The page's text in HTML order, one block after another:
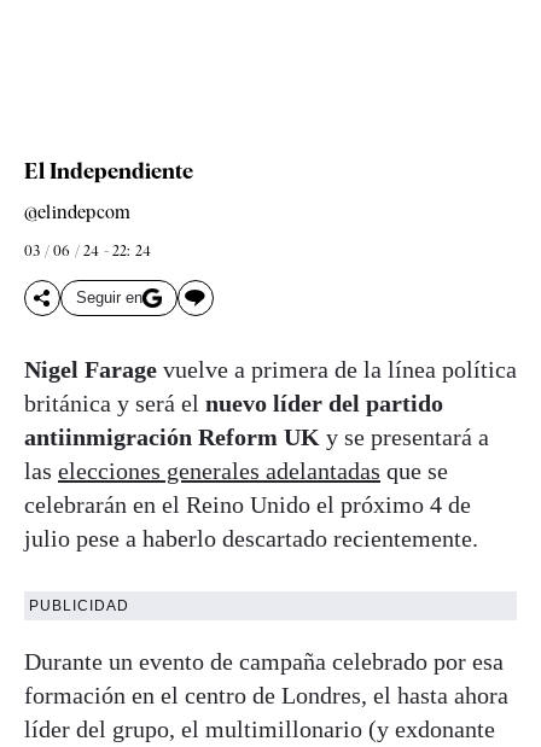
El Independiente
@elindepcom
03 / 06 / 24 - 22: 24
Seguir en
Nigel Farage vuelve a primera de la línea política
británica y será el nuevo líder del partido
antiinmigración Reform UK y se presentará a
las elecciones generales adelantadas que se
celebrarán en el Reino Unido el próximo 4 de
julio pese a haberlo descartado recientemente.
PUBLICIDAD
Durante un evento de campaña celebrado por esa
formación en el centro de Londres, el hasta ahora
líder del grupo, el multimillonario (y exdonante